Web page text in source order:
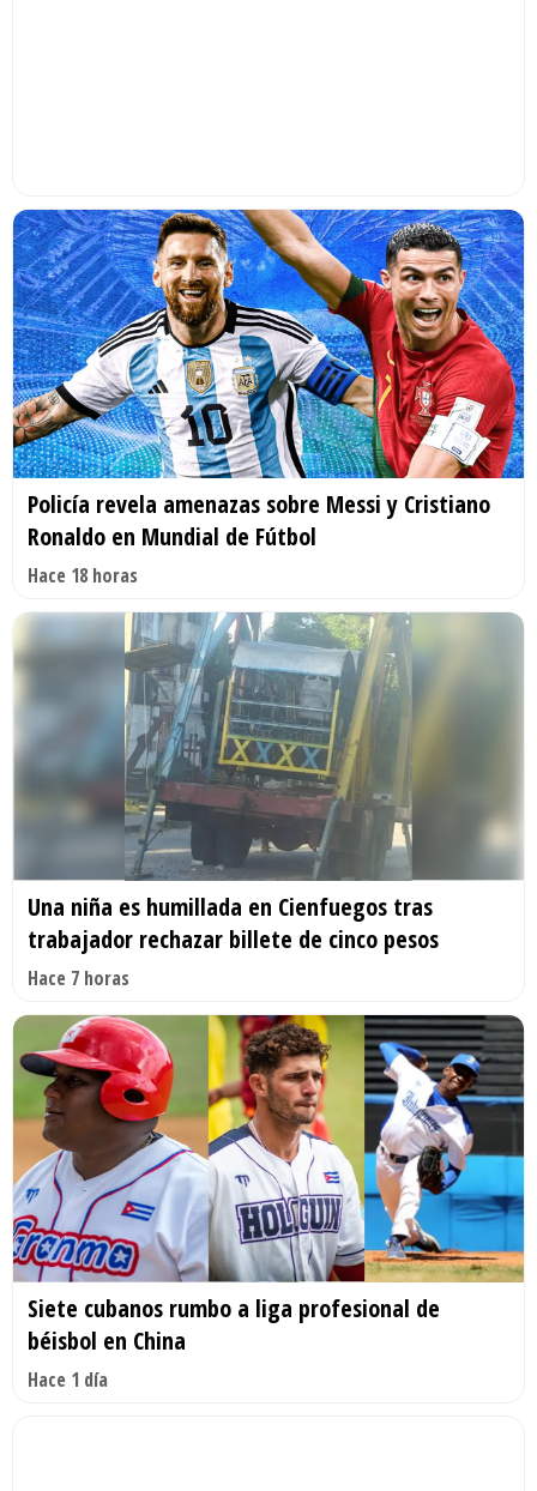
Policía revela amenazas sobre Messi y Cristiano
Ronaldo en Mundial de Fútbol
Hace 18 horas
Una niña es humillada en Cienfuegos tras
trabajador rechazar billete de cinco pesos
Hace 7 horas
Siete cubanos rumbo a liga profesional de
béisbol en China
Hace 1 día